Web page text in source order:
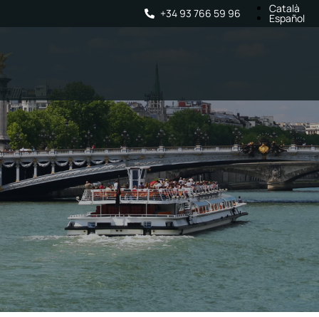
+34 93 766 59 96 Català
Español